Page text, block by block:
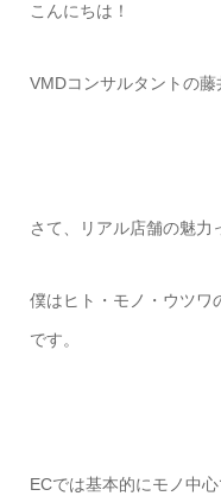
こんにちは！
VMDコンサルタントの藤
さて、リアル店舗の魅力
僕はヒト・モノ・ウツワ
です。
ECでは基本的にモノ中心